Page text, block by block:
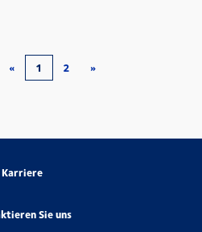
« 1 2 »
Karriere
Sie uns